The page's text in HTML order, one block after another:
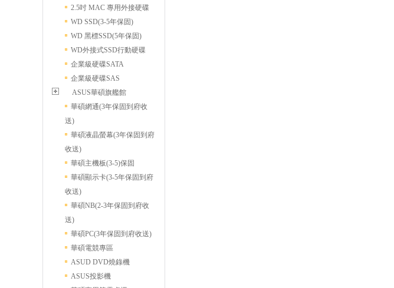
2.5吋 MAC 專用外接硬碟
WD SSD(3-5年保固)
WD 黑標SSD(5年保固)
WD外接式SSD行動硬碟
企業級硬碟SATA
企業級硬碟SAS
ASUS華碩旗艦館
華碩網通(3年保固到府收
送)
華碩液晶螢幕(3年保固到府
收送)
華碩主機板(3-5)保固
華碩顯示卡(3-5年保固到府
收送)
華碩NB(2-3年保固到府收
送)
華碩PC(3年保固到府收送)
華碩電競專區
ASUD DVD燒錄機
ASUS投影機